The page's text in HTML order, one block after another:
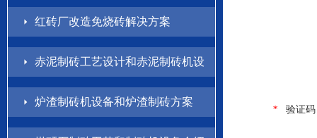
艺
红砖厂改造免烧砖解决方案
赤泥制砖工艺设计和赤泥制砖机设
备方案
炉渣制砖机设备和炉渣制砖方案
* 验证